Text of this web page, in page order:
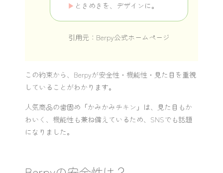
ときめきを、デザインに。
引用元： Berpy公式ホームページ
この約束から、Berpyが安全性・機能性・見た目を重視
していることがわかります。
人気商品の歯固め「かみかみチキン」は、見た目もか
わいく、機能性も兼ね備えているため、SNSでも話題
になりました。